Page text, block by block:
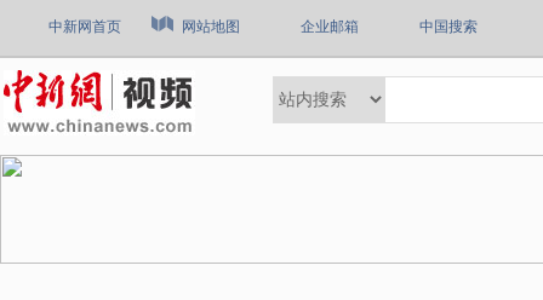
中新网首页 网站地图 企业邮箱 中国搜索